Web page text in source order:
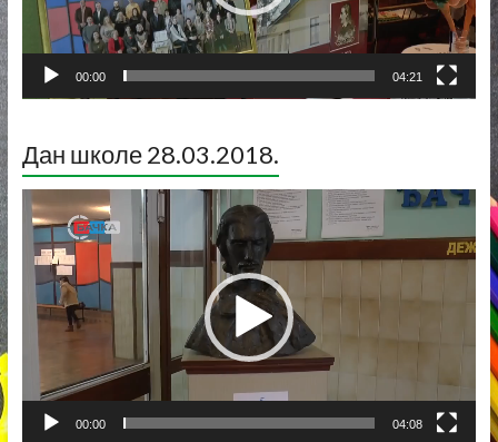
00:00 04:21
Дан школе 28.03.2018.
Прегледач
видео
записа
00:00 04:08